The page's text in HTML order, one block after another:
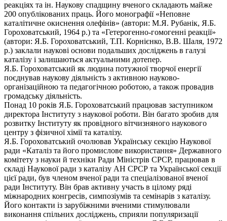
реакціях та ін. Наукову спадщину вченого складають майже
200 опублікованих праць. Його монографії «Неповне
каталітичне окиснення олефінів» (автори: М.Я. Рубанік, Я.Б.
Гороховатський, 1964 р.) та «Гетерогенно-гомогенні реакції»
(автори: Я.Б. Гороховатський, Т.П. Корнієнко, В.В. Шаля, 1972
р.) заклали наукові основи подальших досліджень в галузі
каталізу і залишаються актуальними дотепер.
Я.Б. Гороховатський як людина потужної творчої енергії
поєднував наукову діяльність з активною науково-
організаційною та педагогічною роботою, а також провадив
громадську діяльність.
Понад 10 років Я.Б. Гороховатський працював заступником
директора Інституту з наукової роботи. Він багато зробив для
розвитку Інституту як провідного вітчизняного наукового
центру з фізичної хімії та каталізу.
Я.Б. Гороховатський очолював Українську секцію Наукової
ради «Каталіз та його промислове використання» Державного
комітету з науки й техніки Ради Міністрів СРСР, працював в
складі Наукової ради з каталізу АН СРСР та Української секції
цієї ради, був членом вченої ради та спеціалізованої вченої
ради Інституту. Він брав активну участь в цілому ряді
міжнародних конгресів, симпозіумів та семінарів з каталізу.
Його контакти із зарубіжними вченими стимулювали
виконання спільних досліджень, сприяли популяризації